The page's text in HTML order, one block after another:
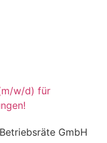
w/d) für
GmbH